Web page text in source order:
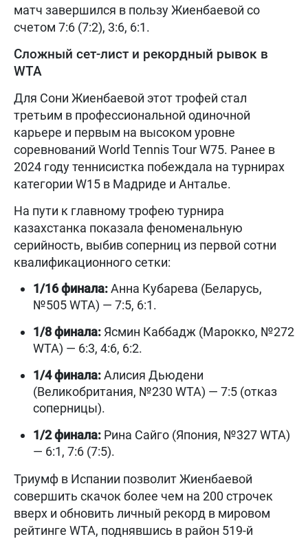
матч завершился в пользу Жиенбаевой со
счетом 7:6 (7:2), 3:6, 6:1.
Сложный сет-лист и рекордный рывок в
WTA
Для Сони Жиенбаевой этот трофей стал
третьим в профессиональной одиночной
карьере и первым на высоком уровне
соревнований World Tennis Tour W75. Ранее в
2024 году теннисистка побеждала на турнирах
категории W15 в Мадриде и Анталье.
На пути к главному трофею турнира
казахстанка показала феноменальную
серийность, выбив соперниц из первой сотни
квалификационного сетки:
1/16 финала:Анна Кубарева (Беларусь,
№505 WTA) — 7:5, 6:1.
1/8 финала: Ясмин Каббадж (Марокко, №272
WTA) — 6:3, 4:6, 6:2.
1/4 финала:Алисия Дьюдени
(Великобритания, №230 WTA) — 7:5 (отказ
соперницы).
1/2 финала: Рина Сайго (Япония, №327 WTA)
— 6:1, 7:6 (7:5).
Триумф в Испании позволит Жиенбаевой
совершить скачок более чем на 200 строчек
вверх и обновить личный рекорд в мировом
рейтинге WTA, поднявшись в район 519-й